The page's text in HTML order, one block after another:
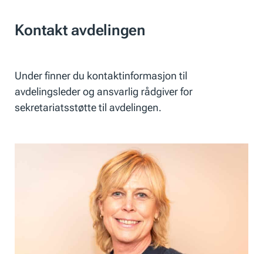
Kontakt avdelingen
Under finner du kontaktinformasjon til
avdelingsleder og ansvarlig rådgiver for
sekretariatsstøtte til avdelingen.